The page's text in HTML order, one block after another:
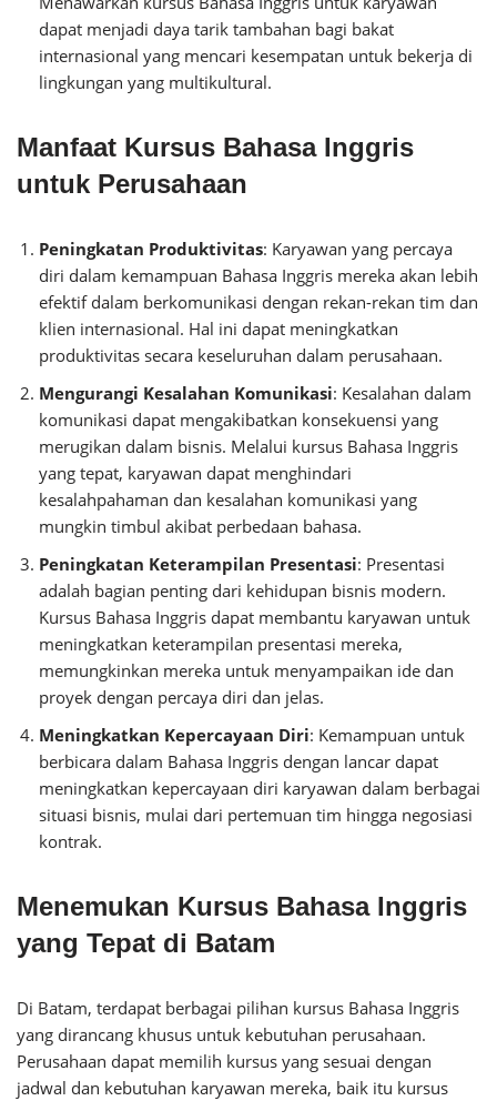
dapat menjadi daya tarik tambahan bagi bakat
internasional yang mencari kesempatan untuk bekerja di
lingkungan yang multikultural.
Manfaat Kursus Bahasa Inggris
untuk Perusahaan
Peningkatan Produktivitas: Karyawan yang percaya
diri dalam kemampuan Bahasa Inggris mereka akan lebih
efektif dalam berkomunikasi dengan rekan-rekan tim dan
klien internasional. Hal ini dapat meningkatkan
produktivitas secara keseluruhan dalam perusahaan.
Mengurangi Kesalahan Komunikasi: Kesalahan dalam
komunikasi dapat mengakibatkan konsekuensi yang
merugikan dalam bisnis. Melalui kursus Bahasa Inggris
yang tepat, karyawan dapat menghindari
kesalahpahaman dan kesalahan komunikasi yang
mungkin timbul akibat perbedaan bahasa.
Peningkatan Keterampilan Presentasi: Presentasi
adalah bagian penting dari kehidupan bisnis modern.
Kursus Bahasa Inggris dapat membantu karyawan untuk
meningkatkan keterampilan presentasi mereka,
memungkinkan mereka untuk menyampaikan ide dan
proyek dengan percaya diri dan jelas.
Meningkatkan Kepercayaan Diri: Kemampuan untuk
berbicara dalam Bahasa Inggris dengan lancar dapat
meningkatkan kepercayaan diri karyawan dalam berbagai
situasi bisnis, mulai dari pertemuan tim hingga negosiasi
kontrak.
Menemukan Kursus Bahasa Inggris
yang Tepat di Batam
Di Batam, terdapat berbagai pilihan kursus Bahasa Inggris
yang dirancang khusus untuk kebutuhan perusahaan.
Perusahaan dapat memilih kursus yang sesuai dengan
jadwal dan kebutuhan karyawan mereka, baik itu kursus